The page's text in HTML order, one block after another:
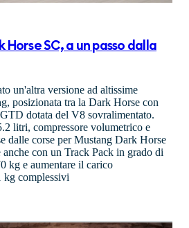
Horse SC, a un passo dalla
un'altra versione ad altissime
posizionata tra la Dark Horse con
dotata del V8 sovralimentato.
litri, compressore volumetrico e
dalle corse per Mustang Dark Horse
anche con un Track Pack in grado di
kg e aumentare il carico
kg complessivi